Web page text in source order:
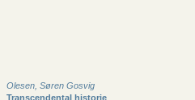
Olesen, Søren Gosvig
Transcendental historie